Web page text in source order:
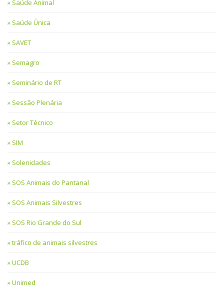
Saúde Animal
Saúde Única
SAVET
Semagro
Seminário de RT
Sessão Plenária
Setor Técnico
SIM
Solenidades
SOS Animais do Pantanal
SOS Animais Silvestres
SOS Rio Grande do Sul
tráfico de animais silvestres
UCDB
Unimed